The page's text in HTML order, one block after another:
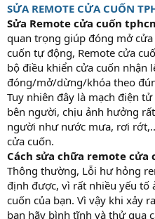
SỬA REMOTE CỬA CUỐN
Sửa Remote cửa cuốn
quan trọng giúp đóng mở
cuốn tự động, Remote cửa
bộ điều khiển cửa cuốn nhận
đóng/mở/dừng/khóa theo
Tuy nhiên đây là mạch điện
bên người, chịu ảnh hưởng
người như nước mưa, rơi
cửa cuốn.
Cách sửa chữa remote cửa
Thông thường, Lỗi hư hỏng
định được, vì rất nhiều yếu tố
cuốn của bạn. Vì vậy khi xảy
bạn hãy bình tĩnh và thử qua